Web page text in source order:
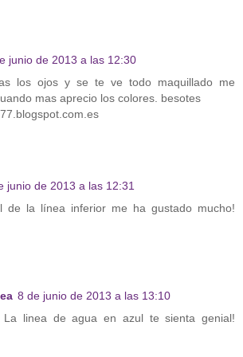
junio de 2013 a las 12:30
los ojos y se te ve todo maquillado me
mas aprecio los colores. besotes
junio de 2013 a las 12:31
de la línea inferior me ha gustado mucho!
8 de junio de 2013 a las 13:10
La linea de agua en azul te sienta genial!